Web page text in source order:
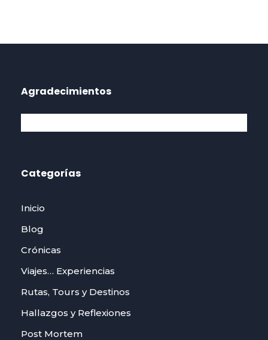
Agradecimientos
Categorías
Inicio
Blog
Crónicas
Viajes… Experiencias
Rutas, Tours y Destinos
Hallazgos y Reflexiones
Post Mortem